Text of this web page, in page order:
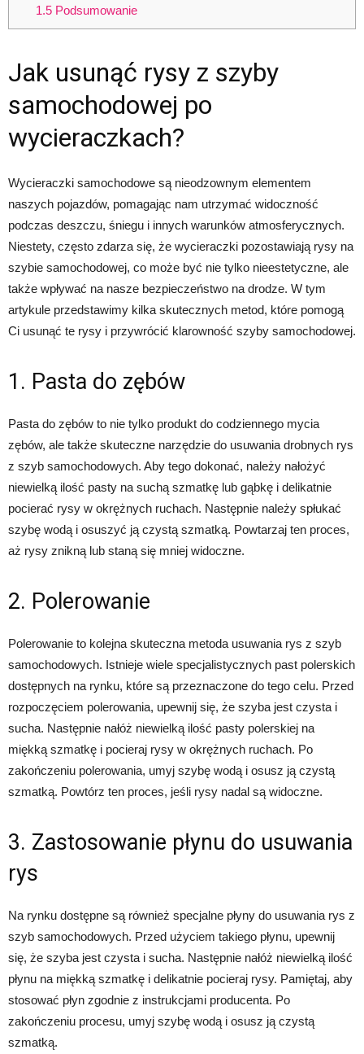
1.5Podsumowanie
Jak usunąć rysy z szyby
samochodowej po
wycieraczkach?
Wycieraczki samochodowe są nieodzownym elementem
naszych pojazdów, pomagając nam utrzymać widoczność
podczas deszczu, śniegu i innych warunków atmosferycznych.
Niestety, często zdarza się, że wycieraczki pozostawiają rysy na
szybie samochodowej, co może być nie tylko nieestetyczne, ale
także wpływać na nasze bezpieczeństwo na drodze. W tym
artykule przedstawimy kilka skutecznych metod, które pomogą
Ci usunąć te rysy i przywrócić klarowność szyby samochodowej.
1. Pasta do zębów
Pasta do zębów to nie tylko produkt do codziennego mycia
zębów, ale także skuteczne narzędzie do usuwania drobnych rys
z szyb samochodowych. Aby tego dokonać, należy nałożyć
niewielką ilość pasty na suchą szmatkę lub gąbkę i delikatnie
pocierać rysy w okrężnych ruchach. Następnie należy spłukać
szybę wodą i osuszyć ją czystą szmatką. Powtarzaj ten proces,
aż rysy znikną lub staną się mniej widoczne.
2. Polerowanie
Polerowanie to kolejna skuteczna metoda usuwania rys z szyb
samochodowych. Istnieje wiele specjalistycznych past polerskich
dostępnych na rynku, które są przeznaczone do tego celu. Przed
rozpoczęciem polerowania, upewnij się, że szyba jest czysta i
sucha. Następnie nałóż niewielką ilość pasty polerskiej na
miękką szmatkę i pocieraj rysy w okrężnych ruchach. Po
zakończeniu polerowania, umyj szybę wodą i osusz ją czystą
szmatką. Powtórz ten proces, jeśli rysy nadal są widoczne.
3. Zastosowanie płynu do usuwania
rys
Na rynku dostępne są również specjalne płyny do usuwania rys z
szyb samochodowych. Przed użyciem takiego płynu, upewnij
się, że szyba jest czysta i sucha. Następnie nałóż niewielką ilość
płynu na miękką szmatkę i delikatnie pocieraj rysy. Pamiętaj, aby
stosować płyn zgodnie z instrukcjami producenta. Po
zakończeniu procesu, umyj szybę wodą i osusz ją czystą
szmatką.